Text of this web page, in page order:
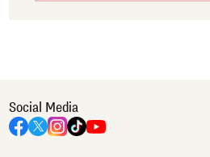
Social Media